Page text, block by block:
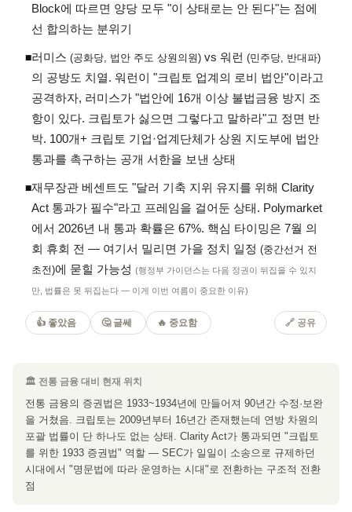
Block에 따르면 양당 모두 "이 상태로는 안 된다"는 점에
선 합의하는 분위기
◾러미스 (공화당, 법안 주도 상원의원) vs 워런 (민주당, 반대파)
의 공방도 치열. 워런이 "크립토 업계의 로비 법안"이라고
공격하자, 러미스가 "법안에 16개 이상 불법금융 방지 조
항이 있다. 크립토가 싫으면 그렇다고 말하라"고 정면 반
박. 100개+ 크립토 기업·업계단체가 상원 지도부에 법안
통과를 촉구하는 공개 서한을 보낸 상태
◾재무장관 베센트도 "달러 기축 지위 유지를 위해 Clarity
Act 통과가 필수"라고 프레임을 걸어둔 상태. Polymarket
에서 2026년 내 통과 확률은 67%. 핵심 타이밍은 7월 의
회 휴회 전 — 여기서 밀리면 가을 정치 일정 (중간선거 전
초전)에 묻힐 가능성 (행정부 가이던스는 다음 정권이 뒤집을 수 있지
만, 법률은 못 뒤집는다 — 이게 이번 여름이 중요한 이유)
👍 좋았음 🤔 글쎄 🔥 중요함 🔗 공유
🏛 전통 금융 대비 현재 위치
전통 금융의 증권법은 1933~1934년에 만들어져 90년간 수정·보완
을 거쳤음. 크립토는 2009년부터 16년간 존재했는데 연방 차원의
포괄 법률이 단 하나도 없는 상태. Clarity Act가 통과되면 "크립토
를 위한 1933 증권법" 역할 — SEC가 일일이 소송으로 규제하던
시대에서 "명문법에 따라 운영하는 시대"로 전환하는 구조적 전환
점